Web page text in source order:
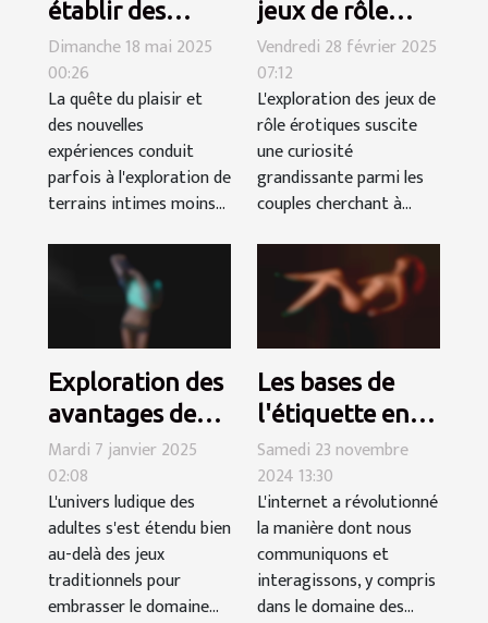
établir des
règles claires
pour une
rencontre à
trois réussie
Dimanche 18 mai 2025
00:26
La quête du plaisir et
des nouvelles
expériences conduit
parfois à l'exploration de
terrains intimes moins...
jeux de rôle
érotiques :
conseils pour
débutants
Vendredi 28 février 2025
07:12
L'exploration des jeux de
rôle érotiques suscite
une curiosité
grandissante parmi les
couples cherchant à...
Exploration des
avantages des
jeux pour
adultes en ligne
et gratuits
Mardi 7 janvier 2025
02:08
L'univers ludique des
adultes s'est étendu bien
au-delà des jeux
traditionnels pour
embrasser le domaine...
Les bases de
l'étiquette en
ligne pour des
rencontres
trans
respectueuses
Samedi 23 novembre
2024 13:30
L'internet a révolutionné
la manière dont nous
communiquons et
interagissons, y compris
dans le domaine des...